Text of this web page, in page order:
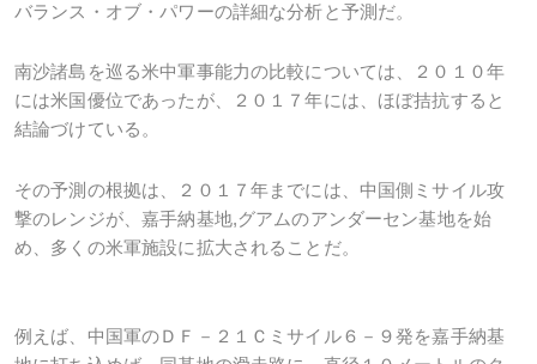
バランス・オブ・パワーの詳細な分析と予測だ。
南沙諸島を巡る米中軍事能力の比較については、２０１０年
には米国優位であったが、２０１７年には、ほぼ拮抗すると
結論づけている。
その予測の根拠は、２０１７年までには、中国側ミサイル攻
撃のレンジが、嘉手納基地,グアムのアンダーセン基地を始
め、多くの米軍施設に拡大されることだ。
例えば、中国軍のＤＦ－２１Ｃミサイル６－９発を嘉手納基